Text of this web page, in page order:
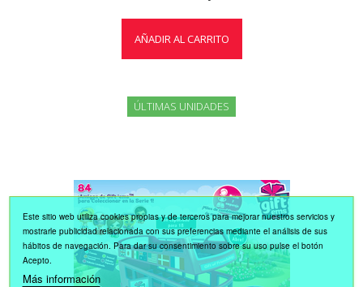
AÑADIR AL CARRITO
ÚLTIMAS UNIDADES
Este sitio web utiliza cookies propias y de terceros para mejorar nuestros servicios y
mostrarle publicidad relacionada con sus preferencias mediante el análisis de sus
hábitos de navegación. Para dar su consentimiento sobre su uso pulse el botón
Acepto.
Más información